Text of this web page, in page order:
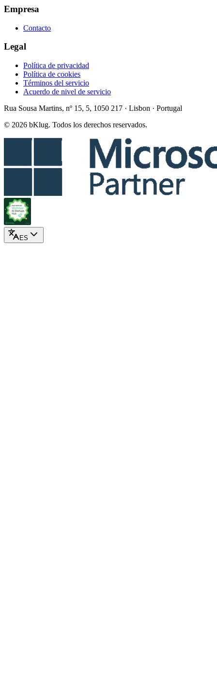
Empresa
Contacto
Legal
Política de privacidad
Política de cookies
Términos del servicio
Acuerdo de nivel de servicio
Rua Sousa Martins, nº 15, 5, 1050 217 · Lisbon · Portugal
© 2026 bKlug. Todos los derechos reservados.
ES